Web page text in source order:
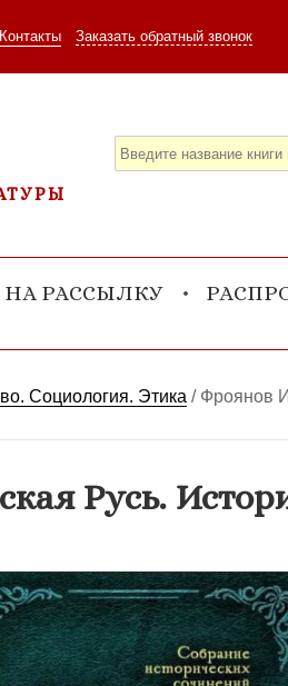
Контакты Заказать обратный звонок
РАССЫЛКУ
Социология. Этика / Фроянов
Русь.